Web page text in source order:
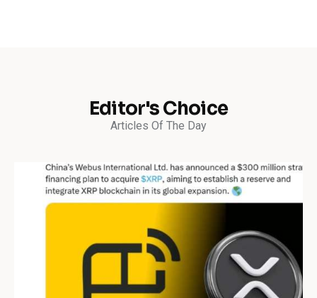
Editor's Choice
Articles Of The Day